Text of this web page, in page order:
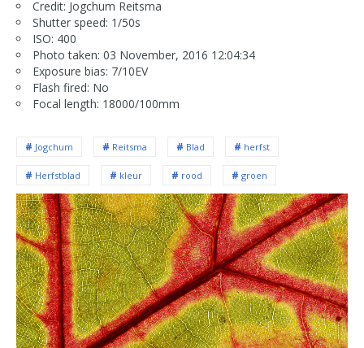
Credit: Jogchum Reitsma
Shutter speed: 1/50s
ISO: 400
Photo taken: 03 November, 2016 12:04:34
Exposure bias: 7/10EV
Flash fired: No
Focal length: 18000/100mm
Jogchum Reitsma Blad herfst
Herfstblad kleur rood groen